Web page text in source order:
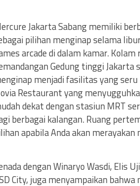
Jakarta Sabang memiliki
pilihan menginap selama
arcade di dalam kamar.
Gedung tinggi
menjadi fasilitas yang
Restaurant yang
dekat dengan stasiun MRT
berbagai kalangan. Ruang
apabila Anda akan
dengan Winaryo Wasdi, Elis
City, juga menyampaikan